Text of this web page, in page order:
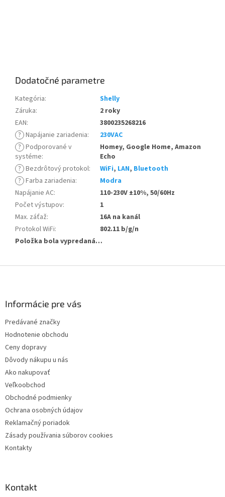
Dodatočné parametre
Kategória:
Shelly
Záruka:
2 roky
EAN:
3800235268216
? Napájanie zariadenia:
230VAC
? Podporované v
systéme:
Homey, Google Home, Amazon
Echo
? Bezdrôtový protokol: WiFi, LAN, Bluetooth
? Farba zariadenia:
Modra
Napájanie AC:
110-230V ±10%, 50/60Hz
Počet výstupov:
1
Max. záťaž:
16A na kanál
Protokol WiFi:
802.11 b/g/n
Položka bola vypredaná…
Informácie pre vás
Predávané značky
Hodnotenie obchodu
Ceny dopravy
Dôvody nákupu u nás
Ako nakupovať
Veľkoobchod
Obchodné podmienky
Ochrana osobných údajov
Reklamačný poriadok
Zásady používania súborov cookies
Kontakty
Kontakt